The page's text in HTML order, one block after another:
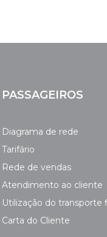
PASSAGEIROS
Diagrama de rede
Tarifário
Rede de vendas
Atendimento ao cliente
Utilização do transporte
Carta do Cliente